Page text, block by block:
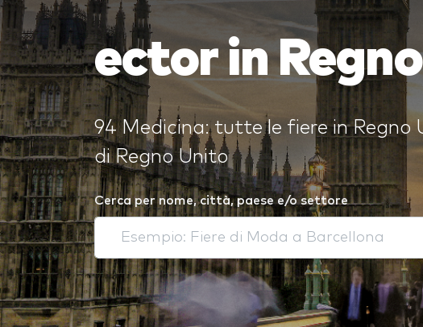
ector in
94 Medicina: tutte le fiere in
di Regno Unito
Cerca per nome, città, paese e/o settore